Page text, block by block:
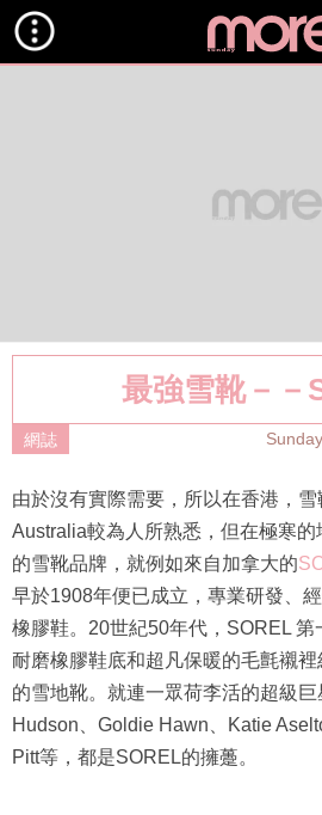
最強雪靴－－
網誌
由於沒有實際需要，所以在香港，
Australia較為人所熟悉，但在極寒
的雪靴品牌，就例如來自加拿大的
早於1908年便已成立，專業研發、
橡膠鞋。20世紀50年代，SOREL 第
耐磨橡膠鞋底和超凡保暖的毛氈襯
的雪地靴。就連一眾荷李活的超級
Hudson、Goldie Hawn、Katie
Pitt等，都是SOREL的擁躉。